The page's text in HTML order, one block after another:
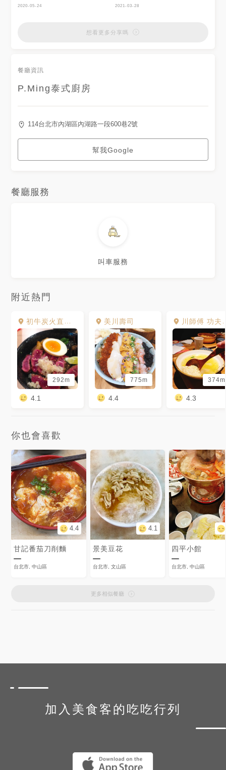
綠咖哩有椰奶香，偏甜，但覺得
2020-05-24 2021-03-28
想看更多分享嗎
餐廳資訊
P.Ming泰式廚房
114台北市內湖區內湖路一段600巷2號
幫我Google
餐廳服務
叫車服務
附近熱門
初牛炭火直燒丼飯專賣店 內湖店
292m
4.1
美川壽司
775m
4.4
川師傅 功夫麵舖 內湖店
374m
4.3
你也會喜歡
4.4
甘記番茄刀削麵
台北市, 中山區
4.1
景美豆花
台北市, 文山區
四平小館
台北市, 中山區
更多相似餐廳
加入美食客的吃吃行列